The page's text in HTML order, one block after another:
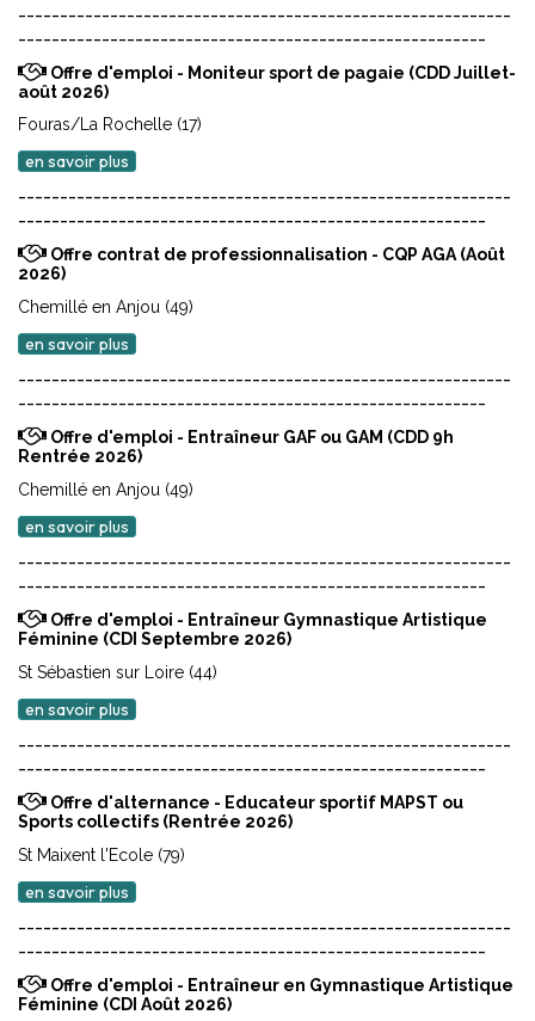
-----------------------------------------------------------
--------------------------------------------------------
Offre d'emploi - Moniteur sport de pagaie (CDD Juillet-
août 2026)
Fouras/La Rochelle (17)
en savoir plus
-----------------------------------------------------------
--------------------------------------------------------
Offre contrat de professionnalisation - CQP AGA (Août
2026)
Chemillé en Anjou (49)
en savoir plus
-----------------------------------------------------------
--------------------------------------------------------
Offre d'emploi - Entraîneur GAF ou GAM (CDD 9h
Rentrée 2026)
Chemillé en Anjou (49)
en savoir plus
-----------------------------------------------------------
--------------------------------------------------------
Offre d'emploi - Entraîneur Gymnastique Artistique
Féminine (CDI Septembre 2026)
St Sébastien sur Loire (44)
en savoir plus
-----------------------------------------------------------
--------------------------------------------------------
Offre d'alternance - Educateur sportif MAPST ou
Sports collectifs (Rentrée 2026)
St Maixent l'Ecole (79)
en savoir plus
-----------------------------------------------------------
--------------------------------------------------------
Offre d'emploi - Entraîneur en Gymnastique Artistique
Féminine (CDI Août 2026)